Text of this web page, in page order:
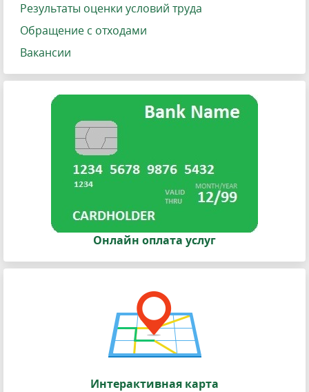
Результаты оценки условий труда
Обращение с отходами
Вакансии
Онлайн оплата услуг
Интерактивная карта